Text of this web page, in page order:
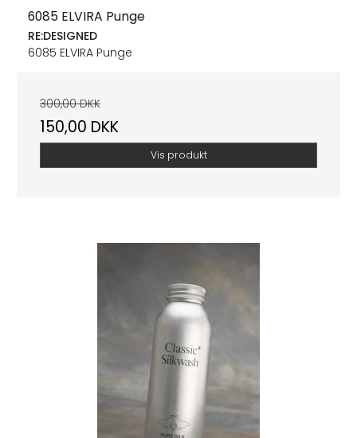
6085 ELVIRA Punge
RE:DESIGNED
6085 ELVIRA Punge
300,00 DKK
150,00 DKK
Vis produkt